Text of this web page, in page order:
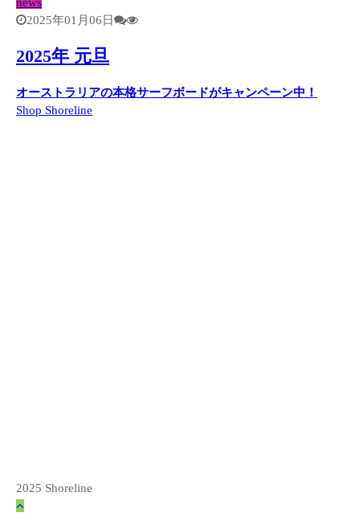
news
2025年01月06日
2025年 元旦
オーストラリアの本格サーフボードがキャンペーン中！
Shop Shoreline
2025 Shoreline